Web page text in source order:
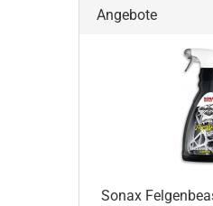
Angebote
Sonax